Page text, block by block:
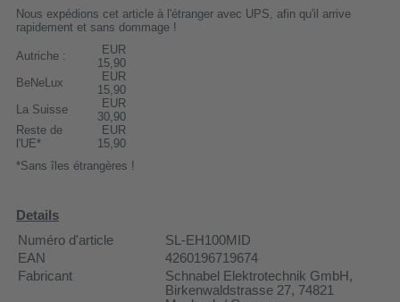
Nous expédions cet article à l'étranger avec UPS, afin qu'il arrive
rapidement et sans dommage !
Autriche :
EUR
15,90
BeNeLux
EUR
15,90
La Suisse
EUR
30,90
Reste de
l'UE*
EUR
15,90
*Sans îles étrangères !
Details
Numéro d'article
SL-EH100MID
EAN
4260196719674
Fabricant
Schnabel Elektrotechnik GmbH ,
Birkenwaldstrasse 27, 74821